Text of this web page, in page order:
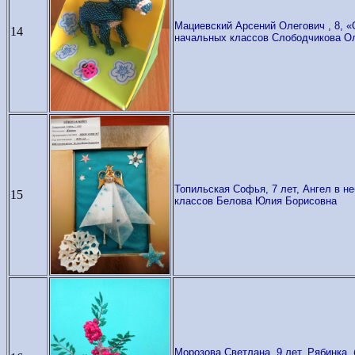
14
Мациевский Арсений Олегович , 8,
начальных классов Слободчикова
15
Топильская Софья, 7 лет, Ангел в
классов Белова Юлия Борисовна
Морозова Светлана, 9 лет,